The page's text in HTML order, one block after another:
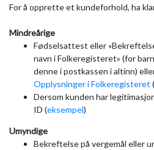
For å opprette et kundeforhold, ha
Mindreårige
Fødselsattest eller
navn i Folkeregisteret» (for
denne i postkassen i altinn)
Opplysninger i Folkeregisteret (
Dersom kunden har
ID (eksempel)
Umyndige
Bekreftelse på vergemål eller